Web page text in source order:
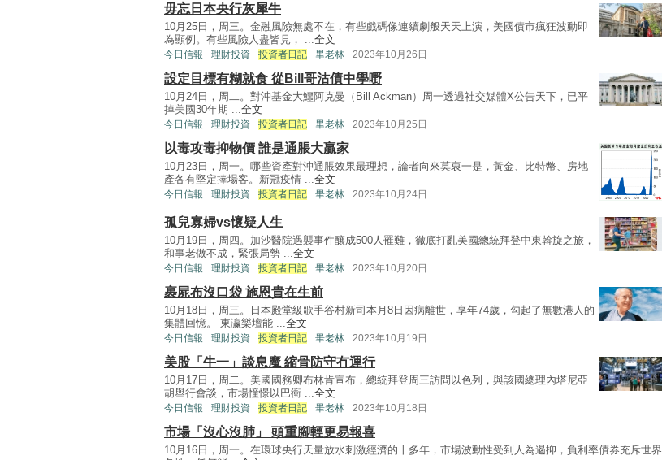
毋忘日本央行灰犀牛
10月25日，周三。金融風險無處不在，有些戲碼像連續劇般天天上演，美國債市瘋狂波動即
為顯例。有些風險人盡皆見， ... 全文
今日信報 理財投資 投資者日記 畢老林 2023年10月26日
設定目標有糊就食 從Bill哥沽債中學嘢
10月24日，周二。對沖基金大鱷阿克曼（Bill Ackman）周一透過社交媒體X公告天下，已平
掉美國30年期 ... 全文
今日信報 理財投資 投資者日記 畢老林 2023年10月25日
以毒攻毒抑物價 誰是通脹大贏家
10月23日，周一。哪些資產對沖通脹效果最理想，論者向來莫衷一是，黃金、比特幣、房地
產各有堅定捧場客。新冠疫情 ... 全文
今日信報 理財投資 投資者日記 畢老林 2023年10月24日
孤兒寡婦vs懷疑人生
10月19日，周四。加沙醫院遇襲事件釀成500人罹難，徹底打亂美國總統拜登中東斡旋之旅，
和事老做不成，緊張局勢 ...全文
今日信報 理財投資 投資者日記 畢老林 2023年10月20日
裹屍布沒口袋 施恩貴在生前
10月18日，周三。日本殿堂級歌手谷村新司本月8日因病離世，享年74歲，勾起了無數港人的
集體回憶。 東瀛樂壇能 ...全文
今日信報 理財投資 投資者日記 畢老林 2023年10月19日
美股「牛一」談息魔 縮骨防守冇運行
10月17日，周二。美國國務卿布林肯宣布，總統拜登周三訪問以色列，與該國總理內塔尼亞
胡舉行會談，市場憧憬以巴衝 ...全文
今日信報 理財投資 投資者日記 畢老林 2023年10月18日
市場「沒心沒肺」 頭重腳輕更易報喜
10月16日，周一。在環球央行天量放水刺激經濟的十多年，市場波動性受到人為遏抑，負利率債券充斥世界